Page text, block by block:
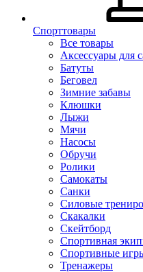
Спорттовары
Все товары
Аксессуары для
Батуты
Беговел
Зимние забавы
Клюшки
Лыжи
Мячи
Насосы
Обручи
Ролики
Самокаты
Санки
Силовые
Скакалки
Скейтборд
Спортивная
Спортивные
Тренажеры